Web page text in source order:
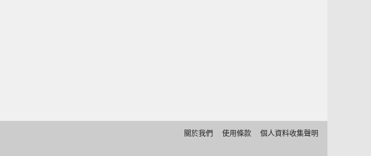
關於我們 使用條款 個人資料收集聲明